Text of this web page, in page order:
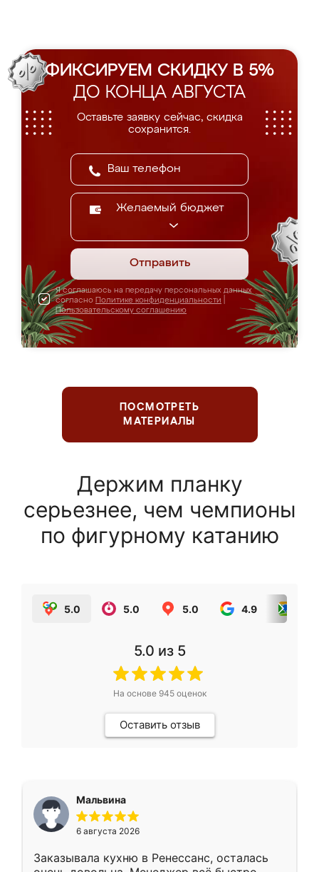
ФИКСИРУЕМ СКИДКУ В 5%
ДО КОНЦА АВГУСТА
Оставьте заявку сейчас, скидка
сохранится.
Желаемый бюджет
Отправить
Я соглашаюсь на передачу персональных данных
согласно Политике конфиденциальности
Пользовательскому соглашению
ПОСМОТРЕТЬ
МАТЕРИАЛЫ
Держим планку
серьезнее, чем чемпионы
по фигурному катанию
5.0 5.0 5.0 4.9
5.0 из 5
На основе 945оценок
Оставить отзыв
Мальвина
6 августа 2026
Заказывала кухню в Ренессанс, осталась